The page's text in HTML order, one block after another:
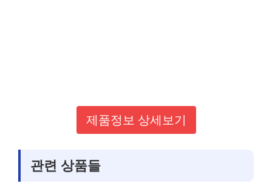
제품정보 상세보기
관련 상품들